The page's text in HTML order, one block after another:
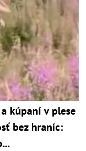
kúpaní v plese
bez hraníc: